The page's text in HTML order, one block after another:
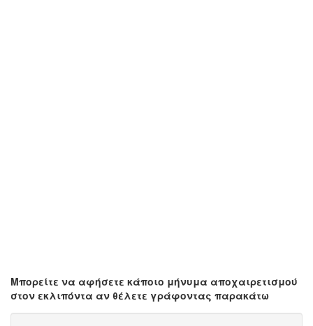
Μπορείτε να αφήσετε κάποιο μήνυμα αποχαιρετισμού
στον εκλιπόντα αν θέλετε γράφοντας παρακάτω